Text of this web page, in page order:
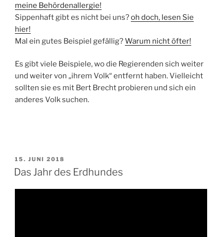
meine Behördenallergie!
Sippenhaft gibt es nicht bei uns?oh doch, lesen Sie
hier!
Mal ein gutes Beispiel gefällig?Warum nicht öfter!
Es gibt viele Beispiele, wo die Regierenden sich weiter
und weiter von „ihrem Volk“ entfernt haben. Vielleicht
sollten sie es mit Bert Brecht probieren und sich ein
anderes Volk suchen.
VERÖFFENTLICHT
AM
15. JUNI 2018
Das Jahr des Erdhundes